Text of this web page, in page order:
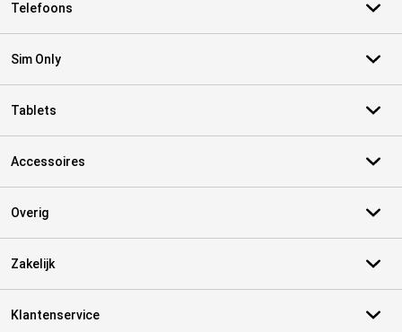
Telefoons
Sim Only
Tablets
Accessoires
Overig
Zakelijk
Klantenservice